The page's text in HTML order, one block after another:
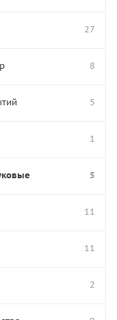
27
8
5
1
5
11
11
2